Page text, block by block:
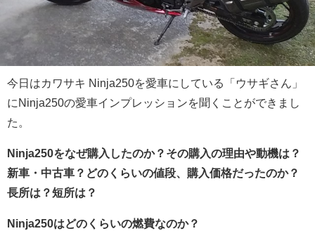
今日はカワサキ Ninja250を愛車にしている「ウサギさん」
にNinja250の愛車インプレッションを聞くことができまし
た。
Ninja250をなぜ購入したのか？その購入の理由や動機は？
新車・中古車？どのくらいの値段、購入価格だったのか？
長所は？短所は？
Ninja250はどのくらいの燃費なのか？